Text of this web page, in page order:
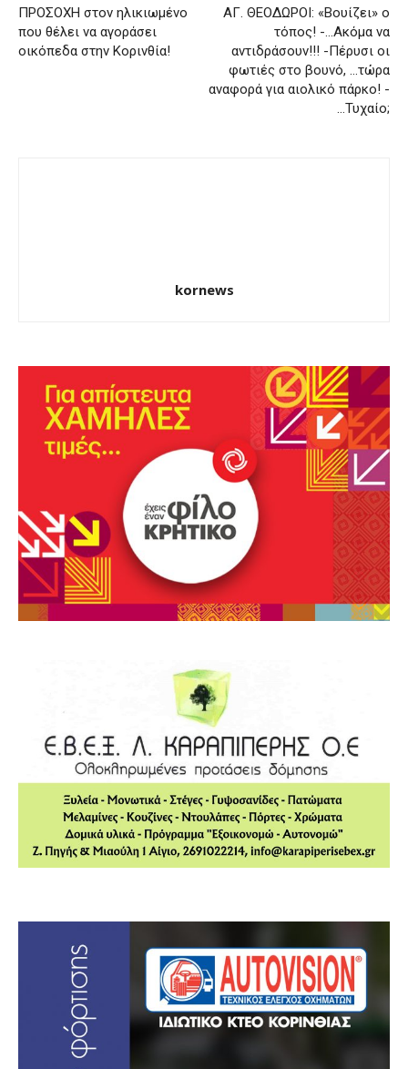
ΠΡΟΣΟΧΗ στον ηλικιωμένο
που θέλει να αγοράσει
οικόπεδα στην Κορινθία!
ΑΓ. ΘΕΟΔΩΡΟΙ: «Βουίζει» ο
τόπος! -…Ακόμα να
αντιδράσουν!!! -Πέρυσι οι
φωτιές στο βουνό, …τώρα
αναφορά για αιολικό πάρκο! -
…Τυχαίο;
kornews